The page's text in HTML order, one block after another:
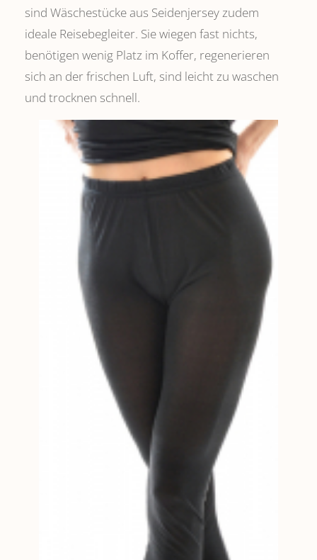
sind Wäschestücke aus Seidenjersey zudem
ideale Reisebegleiter. Sie wiegen fast nichts,
benötigen wenig Platz im Koffer, regenerieren
sich an der frischen Luft, sind leicht zu waschen
und trocknen schnell.